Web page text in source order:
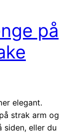
på
elegant.
strak arm og
siden, eller du